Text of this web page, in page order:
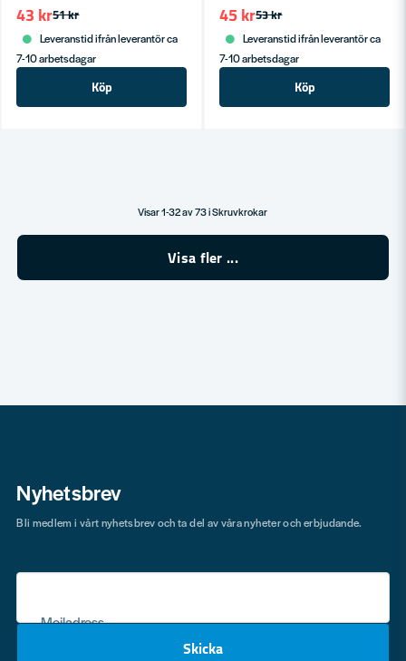
51 kr
43 kr
Leveranstid ifrån leverantör ca
7-10 arbetsdagar
Köp
53 kr
45 kr
Leveranstid ifrån leverantör ca
7-10 arbetsdagar
Köp
Visar 1-32 av 73 i Skruvkrokar
Visa fler ...
Nyhetsbrev
Mejladress
Skicka
Bli medlem i vårt nyhetsbrev och ta del av våra nyheter och erbjudande.